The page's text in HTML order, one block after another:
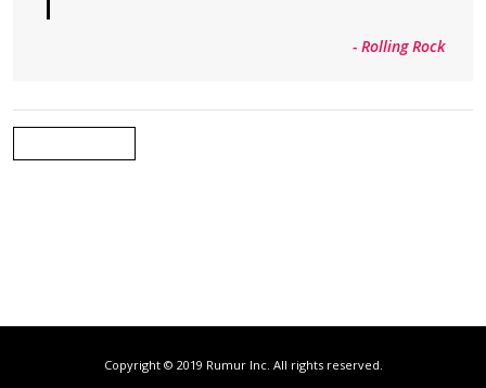
- Rolling Rock
Copyright © 2019 Rumur Inc. All rights reserved.